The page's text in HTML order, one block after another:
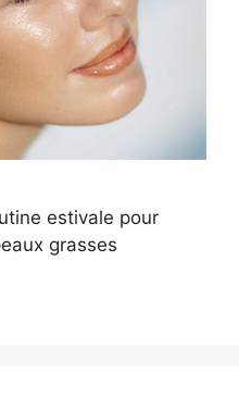
estivale pour
grasses